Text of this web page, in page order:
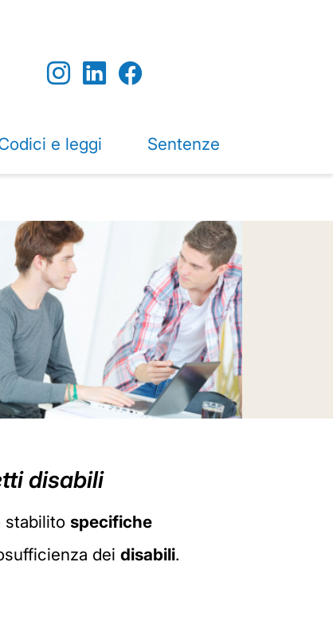
e leggi Sentenze
disabili
stabilito specifiche
dei disabili.